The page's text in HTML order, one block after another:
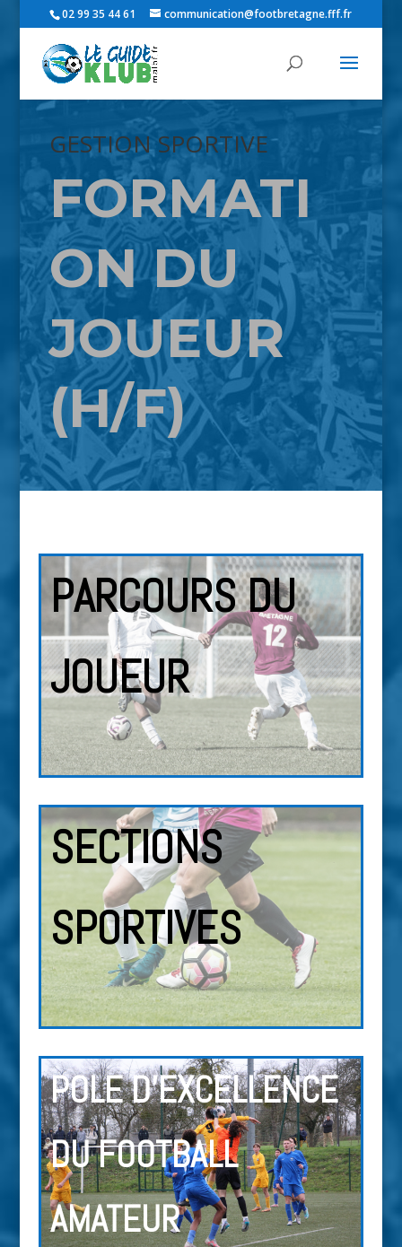
02 99 35 44 61 communication@footbretagne.fff.fr
GESTION SPORTIVE
FORMATI
ON DU
JOUEUR
(H/F)
PARCOURS DU
JOUEUR
SECTIONS
SPORTIVES
POLE D’EXCELLENCE
DU FOOTBALL
AMATEUR